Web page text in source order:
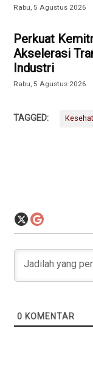
Rabu, 5 Agustus 2026
Perkuat
Akselerasi
Industri
Rabu, 5 Agustus 2026
TAGGED:
0 KOMENTAR